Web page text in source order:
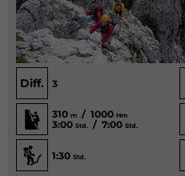
Diff. 3
310 m / 1000 Hm
3:00 Std. / 7:00 Std.
1:30 Std.